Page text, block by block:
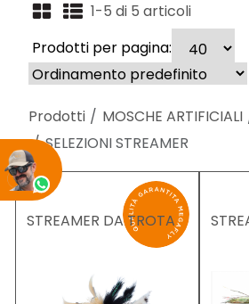
1-5 di 5 articoli
Prodotti per pagina:
Prodotti MOSCHE ARTIFICIALI
SELEZIONI STREAMER
STREAMER DA TROTA